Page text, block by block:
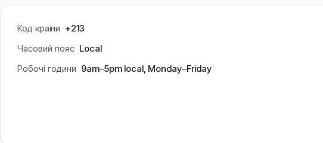
Код країни +213
Часовий пояс Local
Робочі години 9am–5pm local, Monday–Friday